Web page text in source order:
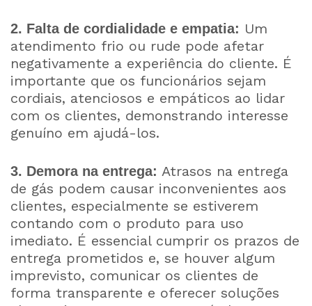
2. Falta de cordialidade e empatia: Um
atendimento frio ou rude pode afetar
negativamente a experiência do cliente. É
importante que os funcionários sejam
cordiais, atenciosos e empáticos ao lidar
com os clientes, demonstrando interesse
genuíno em ajudá-los.
3. Demora na entrega: Atrasos na entrega
de gás podem causar inconvenientes aos
clientes, especialmente se estiverem
contando com o produto para uso
imediato. É essencial cumprir os prazos de
entrega prometidos e, se houver algum
imprevisto, comunicar os clientes de
forma transparente e oferecer soluções